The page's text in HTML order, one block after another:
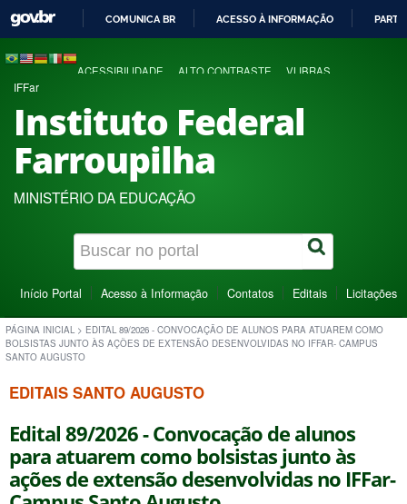
COMUNICA BR ACESSO À INFORMAÇÃO
ACESSIBILIDADE ALTO CONTRASTE VLIBRAS
IFFar
Instituto Federal
Farroupilha
MINISTÉRIO DA EDUCAÇÃO
Início Portal Acesso à Informação Contatos Editais Licitações
PÁGINA INICIAL > EDITAL 89/2026 - CONVOCAÇÃO DE ALUNOS PARA ATUAREM COMO
BOLSISTAS JUNTO ÀS AÇÕES DE EXTENSÃO DESENVOLVIDAS NO IFFAR- CAMPUS
SANTO AUGUSTO
EDITAIS SANTO AUGUSTO
Edital 89/2026 - Convocação de alunos
para atuarem como bolsistas junto às
ações de extensão desenvolvidas no IFFar-